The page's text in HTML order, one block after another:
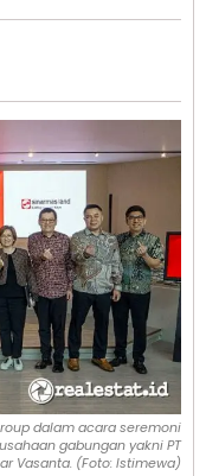
dalam acara seremoni
gabungan yakni PT
Vasanta. (Foto: Istimewa)